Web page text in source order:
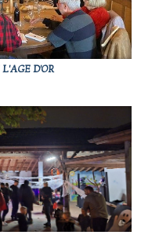
D'OR